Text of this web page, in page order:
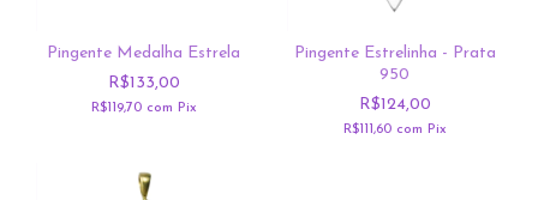
Pingente Medalha Estrela
R$133,00
R$119,70 com Pix
Pingente Estrelinha - Prata
950
R$124,00
R$111,60 com Pix